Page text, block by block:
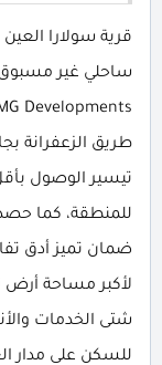
ساحلي غير
طريق الزعفرانة
تيسير الوصول
للمنطقة، كما
ضمان تميز أدق
لأكبر مساحة أرض
شتى الخدمات
للسكن على مدار